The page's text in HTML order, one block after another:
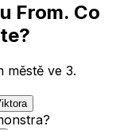
From. Co
městě ve 3.